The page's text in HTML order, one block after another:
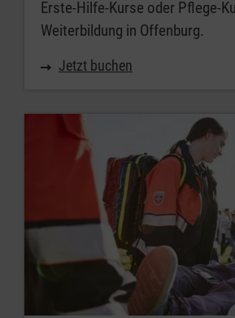
Erste-Hilfe-Kurse oder Pflege-
Weiterbildung in Offenburg.
Jetzt buchen